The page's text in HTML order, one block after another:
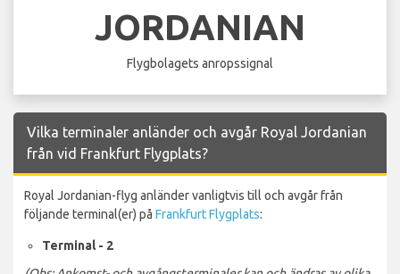
JORDANIAN
Flygbolagets anropssignal
Vilka terminaler anländer och avgår Royal Jordanian
från vid Frankfurt Flygplats?
Royal Jordanian-flyg anländer vanligtvis till och avgår från
följande terminal(er) på Frankfurt Flygplats:
Terminal - 2